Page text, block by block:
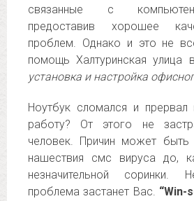
связанные с
предоставив хорошее
проблем. Однако и это не
помощь Халтуринская улица
установка и настройка
Ноутбук сломался и
работу? От этого не
человек. Причин может
нашествия смс вируса до,
незначительной
проблема застанет Вас. “Win-